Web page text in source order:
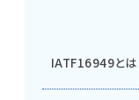
IATF16949とは